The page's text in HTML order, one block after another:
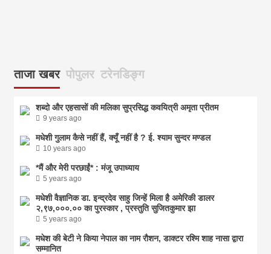
ताजा खबर पोपुलर टरेनडिङ्ग
शब्दो और एहसासों की मलिका सुप्रसिद्ध कवयित्री अमृता प्रीतम
9 years ago
मधेशी गुलाम कैसे नहीं हैं, क्यूँ नहीं है ? ई. श्याम सुन्दर मण्डल
10 years ago
*मैं और मेरी परछाईं* : मंजू उपाध्याय
5 years ago
मधेशी वैज्ञानिक डा. इन्द्रदेव साहु जिन्हें मिला है अमेरिकी डालर
२,९७,०००.०० का पुरस्कार , प्रस्तुति सुजितकुमार झा
5 years ago
मधेश की बेटी ने किया नेपाल का नाम राैशन, डाक्टर रश्मि शाह नासा द्वारा
सम्मानित